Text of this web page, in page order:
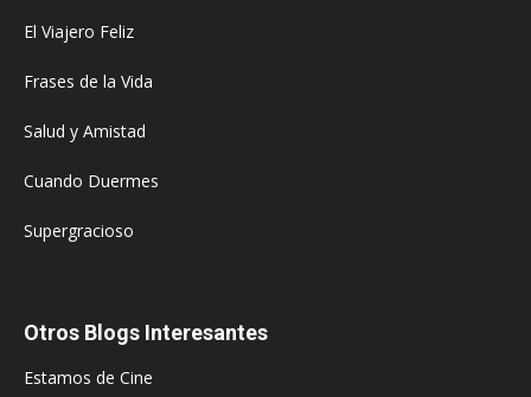
El Viajero Feliz
Frases de la Vida
Salud y Amistad
Cuando Duermes
Supergracioso
Otros Blogs Interesantes
Estamos de Cine